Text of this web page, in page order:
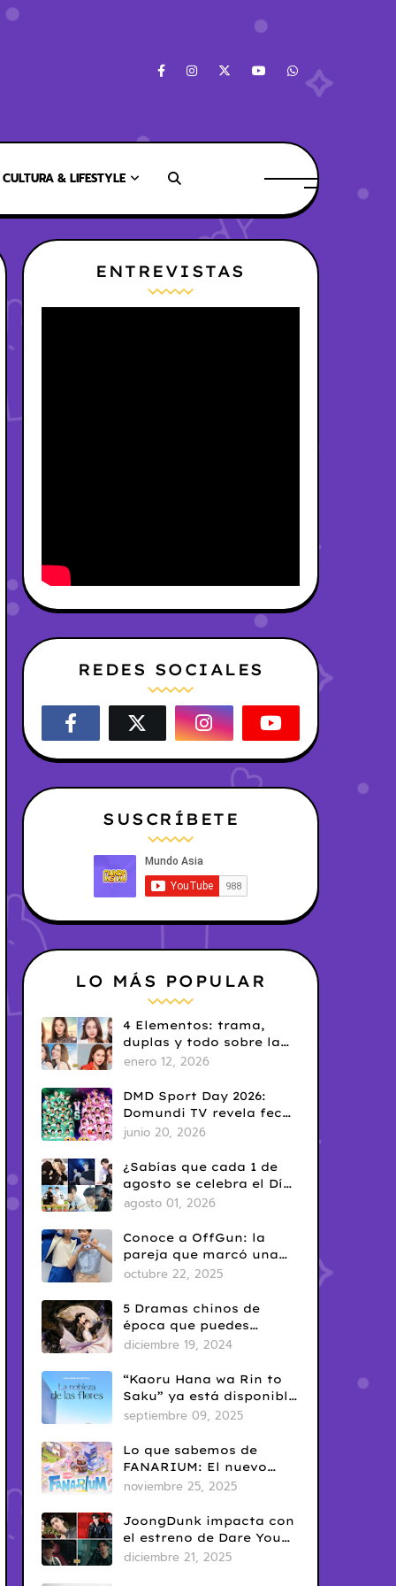
CULTURA & LIFESTYLE
ENTREVISTAS
REDES SOCIALES
SUSCRÍBETE
LO MÁS POPULAR
4 Elementos: trama,
duplas y todo sobre la
saga GL antes de su
enero 12, 2026
DMD Sport Day 2026:
Domundi TV revela fecha
y temática
junio 20, 2026
¿Sabías que cada 1 de
agosto se celebra el Día
del Yaoi? Así nació una
conocidas del fandom
BL
agosto 01, 2026
Conoce a OffGun: la
pareja que marcó una
era en el BL tailandés
octubre 22, 2025
5 Dramas chinos de
época que puedes
disfrutar en Netflix
diciembre 19, 2024
“Kaoru Hana wa Rin to
Saku” ya está disponible
en Netflix: romance
clásico
septiembre 09, 2025
Lo que sabemos de
FANARIUM: El nuevo
juego para celular de
noviembre 25, 2025
JoongDunk impacta con
el estreno de Dare You
To Death
diciembre 21, 2025